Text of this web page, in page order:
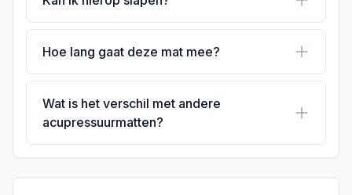
Hoe lang gaat deze mat mee?
Wat is het verschil met andere
acupressuurmatten?